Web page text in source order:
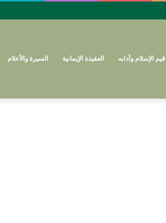
قيم الإسلام وآدابه العقيدة الإيمانية السيرة والأعلام